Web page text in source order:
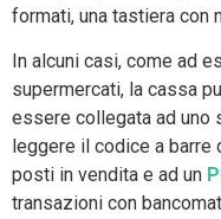
formati, una tastiera con
In alcuni casi, come ad
supermercati, la cassa
essere collegata ad uno
leggere il codice a barre
posti in vendita e ad un
transazioni con